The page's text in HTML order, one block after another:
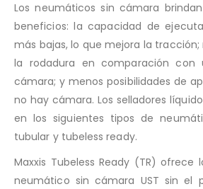
Los neumáticos sin cámara
beneficios: la capacidad de
más bajas, lo que mejora la
la rodadura en comparación con
cámara; y menos posibilidades de
no hay cámara. Los selladores
en los siguientes tipos de
tubular y tubeless ready.
Maxxis Tubeless Ready (TR) ofrece
neumático sin cámara UST sin el